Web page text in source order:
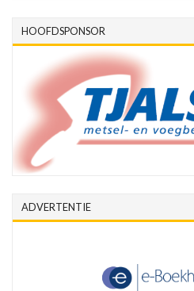
HOOFDSPONSOR
ADVERTENTIE